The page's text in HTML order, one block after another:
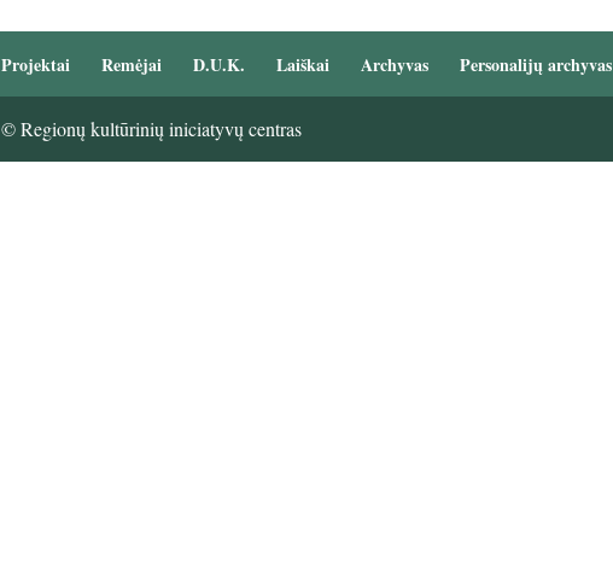
Projektai Remėjai D.U.K. Laiškai Archyvas Personalijų archyvas
© Regionų kultūrinių iniciatyvų centras